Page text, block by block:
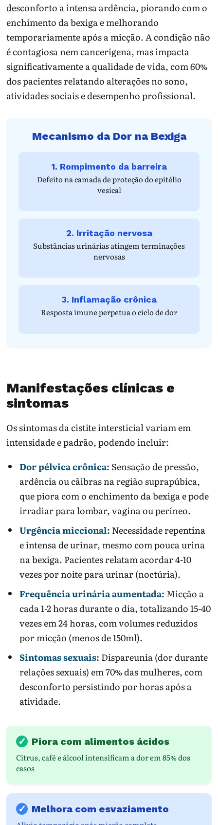
desconforto a intensa ardência, piorando com o
enchimento da bexiga e melhorando
temporariamente após a micção. A condição não
é contagiosa nem cancerígena, mas impacta
significativamente a qualidade de vida, com 60%
dos pacientes relatando alterações no sono,
atividades sociais e desempenho profissional.
Mecanismo da Dor na Bexiga
1. Rompimento da barreira
Defeito na camada de proteção do epitélio
vesical
2. Irritação nervosa
Substâncias urinárias atingem terminações
nervosas
3. Inflamação crônica
Resposta imune perpetua o ciclo de dor
Manifestações clínicas e
sintomas
Os sintomas da cistite intersticial variam em
intensidade e padrão, podendo incluir:
Dor pélvica crônica: Sensação de pressão,
ardência ou cãibras na região suprapúbica,
que piora com o enchimento da bexiga e pode
irradiar para lombar, vagina ou períneo.
Urgência miccional: Necessidade repentina
e intensa de urinar, mesmo com pouca urina
na bexiga. Pacientes relatam acordar 4-10
vezes por noite para urinar (noctúria).
Frequência urinária aumentada: Micção a
cada 1-2 horas durante o dia, totalizando 15-40
vezes em 24 horas, com volumes reduzidos
por micção (menos de 150ml).
Sintomas sexuais: Dispareunia (dor durante
relações sexuais) em 70% das mulheres, com
desconforto persistindo por horas após a
atividade.
✓ Piora com alimentos ácidos
Citrus, café e álcool intensificam a dor em 85% dos
casos
✓ Melhora com esvaziamento